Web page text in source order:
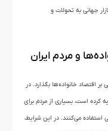
جهانی به تحولات و
و مردم ایران
اقتصاد خانواده‌ها بگذارد. در
کرده است، بسیاری از مردم برای
می‌کنند. در این شرایط،